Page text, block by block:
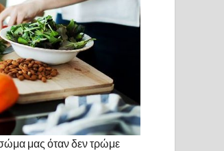
μας όταν δεν τρώμε